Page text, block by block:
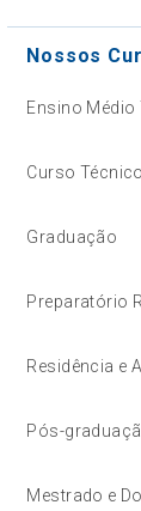
Nossos
Ensino Médio
Curso Técnico
Graduação
Preparatório
Residência e
Pós-
Mestrado e